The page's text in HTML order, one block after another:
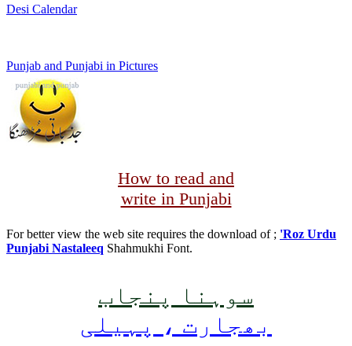
Desi Calendar
Punjab and Punjabi in Pictures
How to read and
write in Punjabi
For better view the web site requires the download of ; 'Roz Urdu
Punjabi Nastaleeq Shahmukhi Font.
سوہنا پنجاب
بھجارت ، پہیلی